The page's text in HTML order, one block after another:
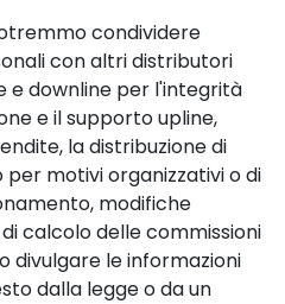
condividere
con altri distributori
e downline per l'integrità
e il supporto upline,
la distribuzione di
motivi organizzativi o di
modifiche
calcolo delle commissioni
divulgare le informazioni
dalla legge o da un